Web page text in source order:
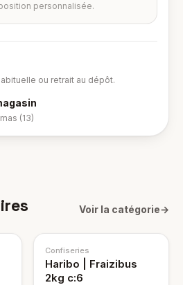
personnalisée.
ou retrait au dépôt.
(13)
Voir la catégorie→
Confiseries
Haribo | Fraizibus
2kg c:6